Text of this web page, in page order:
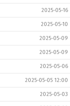
2025-05-16
2025-05-10
2025-05-09
2025-05-09
2025-05-06
2025-05-05 12:00
2025-05-03